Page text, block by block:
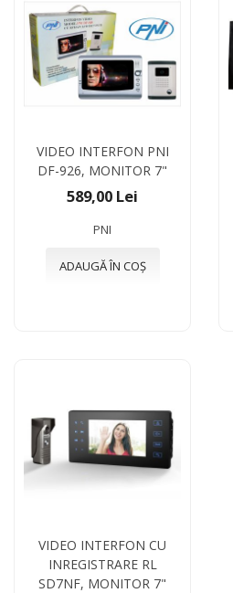
VIDEO INTERFON PNI
DF-926, MONITOR 7"
589,00 Lei
PNI
ADAUGĂ ÎN COȘ
VIDEO INTERFON CU
INREGISTRARE RL
SD7NF, MONITOR 7"